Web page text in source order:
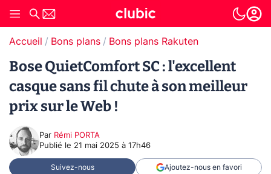
Accueil Bons plans Bons plans Rakuten
Bose QuietComfort SC : l'excellent
casque sans fil chute à son meilleur
prix sur le Web !
Par Rémi PORTA
Publié le 21 mai 2025 à 17h46
Suivez-nous Ajoutez-nous en favori